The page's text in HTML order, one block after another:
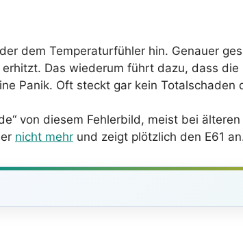
dem Temperaturfühler hin. Genauer
Das wiederum führt dazu, dass die
Panik. Oft steckt gar kein Totalschaden
von diesem Fehlerbild, meist bei
nicht mehr und zeigt plötzlich den E61